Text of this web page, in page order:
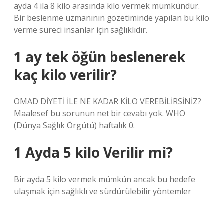
ayda 4 ila 8 kilo arasında kilo vermek mümkündür.
Bir beslenme uzmanının gözetiminde yapılan bu kilo
verme süreci insanlar için sağlıklıdır.
1 ay tek öğün beslenerek
kaç kilo verilir?
OMAD DİYETİ İLE NE KADAR KİLO VEREBİLİRSİNİZ?
Maalesef bu sorunun net bir cevabı yok. WHO
(Dünya Sağlık Örgütü) haftalık 0.
1 Ayda 5 kilo Verilir mi?
Bir ayda 5 kilo vermek mümkün ancak bu hedefe
ulaşmak için sağlıklı ve sürdürülebilir yöntemler